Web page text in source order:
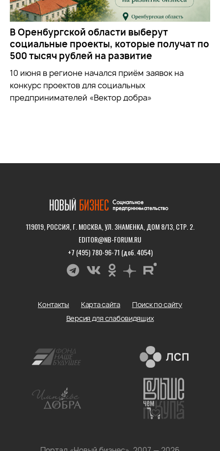
В Оренбургской области выберут
социальные проекты, которые получат по
500 тысяч рублей на развитие
10 июня в регионе начался приём заявок на
конкурс проектов для социальных
предпринимателей «Вектор добра»
119019, РОССИЯ, Г. МОСКВА, УЛ. ЗНАМЕНКА, ДОМ 8/13, СТР. 2.
EDITOR@NB-FORUM.RU
+7 (495) 780-96-71 (доб. 4054)
Контакты Карта сайта
Поиск по сайту
Версия для слабовидящих